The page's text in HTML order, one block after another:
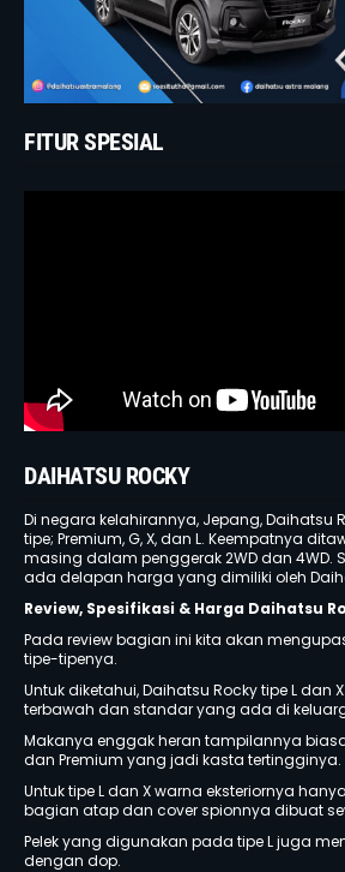
FITUR SPESIAL
DAIHATSU ROCKY
Di negara kelahirannya, Jepang, Daihatsu
tipe; Premium, G, X, dan L. Keempatnya
masing dalam penggerak 2WD dan 4WD.
ada delapan harga yang dimiliki oleh
Review, Spesifikasi & Harga Daihatsu
Pada review bagian ini kita akan
tipe-tipenya.
Untuk diketahui, Daihatsu Rocky tipe L dan
terbawah dan standar yang ada di
Makanya enggak heran tampilannya
dan Premium yang jadi kasta tertingginya.
Untuk tipe L dan X warna eksteriornya
bagian atap dan cover spionnya dibuat
Pelek yang digunakan pada tipe L juga
dengan dop.